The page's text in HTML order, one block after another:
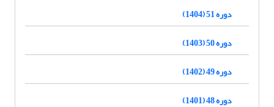
دوره 51 (1404)
دوره 50 (1403)
دوره 49 (1402)
دوره 48 (1401)